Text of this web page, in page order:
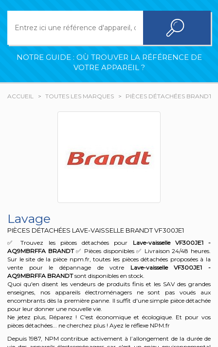
NOTRE GUIDE : OÙ TROUVER LA RÉFÉRENCE DE
VOTRE APPAREIL ?
ACCUEIL TOUTES LES MARQUES PIÈCES DÉTACHÉES BRANDT
Lavage
PIÈCES DÉTACHÉES LAVE-VAISSELLE BRANDTVF300JE1
✅ Trouvez les pièces détachées pour Lave-vaisselle VF300JE1 -
AQ9MBRFFA BRANDT✅ Pièces disponibles ✅ Livraison 24/48 heures.
Sur le site de la pièce npm.fr, toutes les pièces détachées proposées à la
vente pour le dépannage de votre Lave-vaisselle VF300JE1 -
AQ9MBRFFA BRANDTsont disponibles en stock.
Quoi qu'en disent les vendeurs de produits finis et les SAV des grandes
enseignes, nos appareils électroménagers ne sont pas voués aux
encombrants dès la première panne. Il suffit d'une simple pièce détachée
pour leur donner une nouvelle vie.
Ne jetez plus, Réparez ! C'est économique et écologique. Et pour vos
pièces détachées... ne cherchez plus ! Ayez le réflexe NPM.fr
Depuis 1987, NPM contribue activement à l’allongement de la durée de